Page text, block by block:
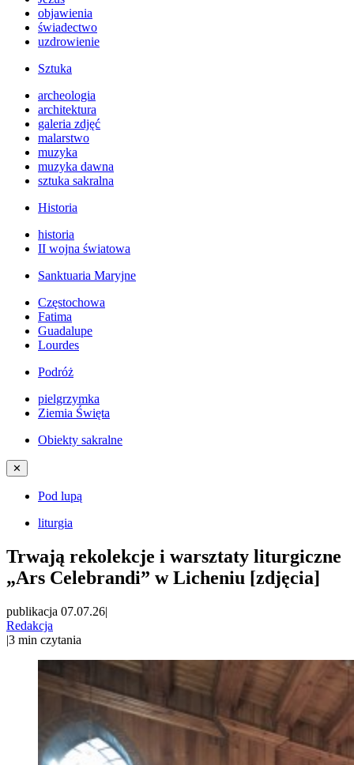
objawienia
świadectwo
uzdrowienie
Sztuka
archeologia
architektura
galeria zdjęć
malarstwo
muzyka
muzyka dawna
sztuka sakralna
Historia
historia
II wojna światowa
Sanktuaria Maryjne
Częstochowa
Fatima
Guadalupe
Lourdes
Podróż
pielgrzymka
Ziemia Święta
Obiekty sakralne
✕
Pod lupą
liturgia
Trwają rekolekcje i warsztaty liturgiczne
„Ars Celebrandi” w Licheniu [zdjęcia]
publikacja 07.07.26|
Redakcja
|3 min czytania